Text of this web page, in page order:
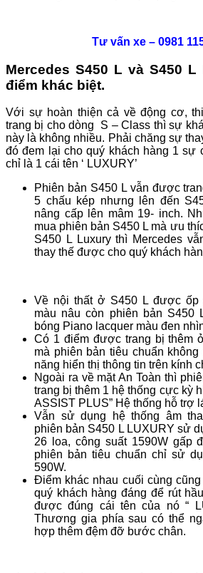
Tư vấn xe – 0981
Mercedes S450 L và S450
điểm khác biệt.
Với sự hoàn thiện cả về động cơ,
trang bị cho dòng S – Class thì sự
này là không nhiều. Phải chăng sự
đó đem lại cho quý khách hàng 1 sự
chỉ là 1 cái tên ‘ LUXURY’
Phiên bản S450 L vẫn được
5 chấu kép nhưng lên đến
nâng cấp lên mâm 19- inch.
mua phiên bản S450 L mà ưu
S450 L Luxury thì Mercedes
thay thế được cho quý khách
Về nội thất ở S450 L được ốp
màu nâu còn phiên bản S450
bóng Piano lacquer màu đen
Có 1 điểm được trang bị thêm
mà phiên bản tiêu chuẩn
năng hiển thị thông tin trên kính
Ngoài ra về mặt An Toàn thì
trang bị thêm 1 hệ thống cực kỳ
ASSIST PLUS” Hệ thống hỗ trợ
Vẫn sử dụng hệ thống âm
phiên bản S450 L LUXURY sử
26 loa, công suất 1590W gấp
phiên bản tiêu chuẩn chỉ sử
590W.
Điểm khác nhau cuối cùng
quý khách hàng đáng để rút
được đúng cái tên của nó “
Thương gia phía sau có thể
hợp thêm đệm đỡ bước chân.